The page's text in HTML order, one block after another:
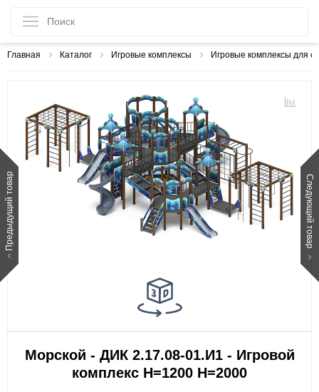
Главная Каталог Игровые комплексы Игровые комплексы для
Предыдущий товар Следующий товар
Морской - ДИК 2.17.08-01.И1 - Игровой
комплекс H=1200 H=2000